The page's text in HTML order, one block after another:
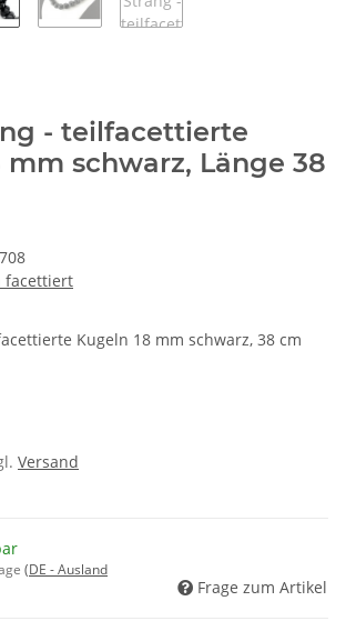
- teilfacettierte
mm schwarz, Länge 38
facettiert
Kugeln 18 mm schwarz, 38 cm
Versand
(DE - Ausland
Frage zum Artikel